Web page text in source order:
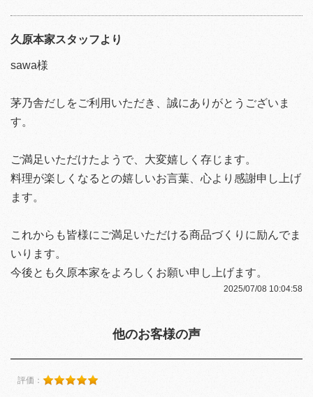
久原本家スタッフより
sawa様
茅乃舎だしをご利用いただき、誠にありがとうございま
す。
ご満足いただけたようで、大変嬉しく存じます。
料理が楽しくなるとの嬉しいお言葉、心より感謝申し上げ
ます。
これからも皆様にご満足いただける商品づくりに励んでま
いります。
今後とも久原本家をよろしくお願い申し上げます。
2025/07/08 10:04:58
他のお客様の声
評価：